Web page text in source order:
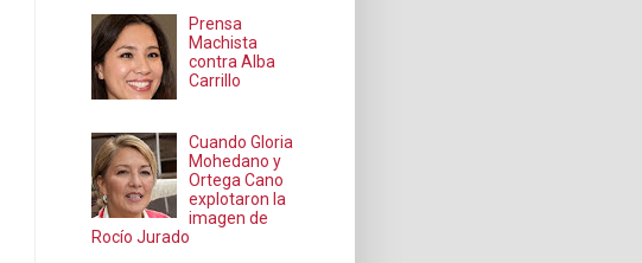
Prensa
Machista
contra Alba
Carrillo
Cuando Gloria
Mohedano y
Ortega Cano
explotaron la
imagen de
Rocío Jurado